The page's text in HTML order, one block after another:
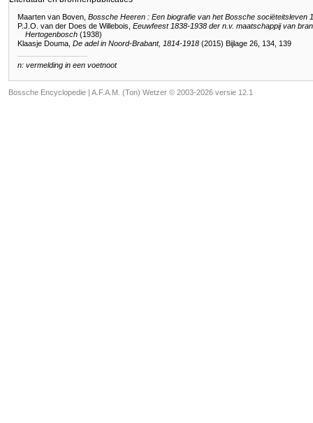
Maarten van Boven, Bossche Heeren : Een biografie van het Bossche sociëteitsleven
P.J.O. van der Does de Willebois, Eeuwfeest 1838-1938 der n.v. maatschappij van
Hertogenbosch (1938)
Klaasje Douma, De adel in Noord-Brabant, 1814-1918 (2015) Bijlage 26, 134, 139
n: vermelding in een voetnoot
Bossche Encyclopedie | A.F.A.M. (Ton) Wetzer © 2003-2026 versie 12.1